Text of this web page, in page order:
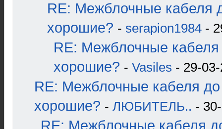
RE: Межблочные кабеля
хорошие? - serapion1984 -
RE: Межблочные кабеля
хорошие? - Vasiles - 29-
RE: Межблочные кабеля до
хорошие? - ЛЮБИТЕЛЬ.. -
RE: Межблочные кабеля